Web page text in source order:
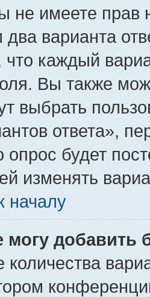
имеете прав
варианта
каждый
Вы также
выбрать
ответа»,
опрос будет
изменять
началу
могу добавить